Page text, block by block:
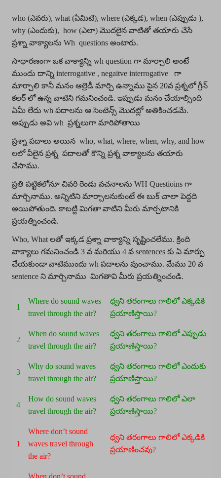
who (ఎవరు), what (ఏమిటి), where (ఎక్కడ), when (ఎప్పుడు ),
why (ఎందుకు), how (ఎలా) మొదలైన వాటితో తయారు చేసే
ప్రశ్నా వాక్యాలను Wh questions అంటారు.
సాధారణంగా ఒక వాక్యాన్ని wh question గా మార్చాలి అంటే
ముందు దాన్ని interrogative , negaitve interrogative గా
మార్చాలి కానీ మనం ఆల్రెడీ మార్చి ఉన్నాము పైన 20వ ప్రశ్నలో గ్రీన్
కలర్ లో ఉన్న వాటిని గమనించండి. ఇప్పుడు మనం చేయాల్సింది
ఏమీ లేదు wh పదాలను ఆ సెంటెన్స్ మొదట్లో అతికించడమే.
అప్పుడు అవి wh ప్రశ్నలుగా మారిపోతాయి
ప్రశ్నా పదాలు అయిన who, what, where, when, why, and how
లలో వీలైన ప్రశ్న పదాలతో కొన్ని ప్రశ్న వాక్యాలను తయారు
చేసాము.
ప్రతి పట్టికలోనూ చివరి రెండు వచనాలను WH Questioins గా
మార్చినాము. అన్నిటిని మార్చాలనుకుంటే ఈ బుక్ చాలా పెద్దది
అయిపోతుంది. కాబట్టి మిగతా వాటిని మీరు మార్చటానికి
ప్రయత్నించండి.
Who, What లతో ఇక్కడ ప్రశ్నా వాక్యాన్ని సృష్టించలేము. క్రింది
వాక్యాలు గమనించండి 3 వ మరియు 4 వ sentences కు ఏ మార్పు
చేయకుండా వాటిముందు wh పదాలను వుంచాము. మేము 20 వ
sentence ని మార్చినాము మిగతావి మీరు ప్రయత్నించండి.
1
Where do sound waves
travel through the air?
ధ్వని తరంగాలు గాలిలో ఎక్కడికి
ప్రయాణిస్తాయి?
2
When do sound waves
travel through the air?
ధ్వని తరంగాలు గాలిలో ఎప్పుడు
ప్రయాణిస్తాయి?
3
Why do sound waves
travel through the air?
ధ్వని తరంగాలు గాలిలో ఎందుకు
ప్రయాణిస్తాయి?
4
How do sound waves
travel through the air?
ధ్వని తరంగాలు గాలిలో ఎలా
ప్రయాణిస్తాయి?
1
Where don’t sound
waves travel through
the air?
ధ్వని తరంగాలు గాలిలో ఎక్కడికి
ప్రయాణించవు?
When don’t sound